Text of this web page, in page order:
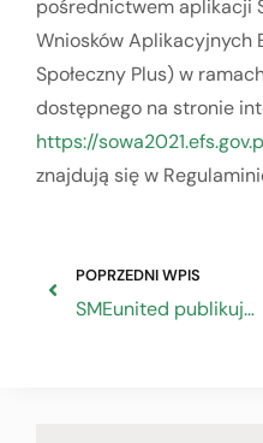
pośrednictwem aplikacji
Wniosków Aplikacyjnych
Społeczny Plus) w
dostępnego na stronie
https://
znajdują się w
POPRZEDNI WPIS
SMEunited publikuje nowe przewodniki „Poruszanie się po transformacji energetycznej”